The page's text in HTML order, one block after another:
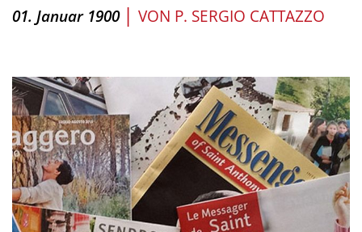
01. Januar 1900 | VON P. SERGIO CATTAZZO